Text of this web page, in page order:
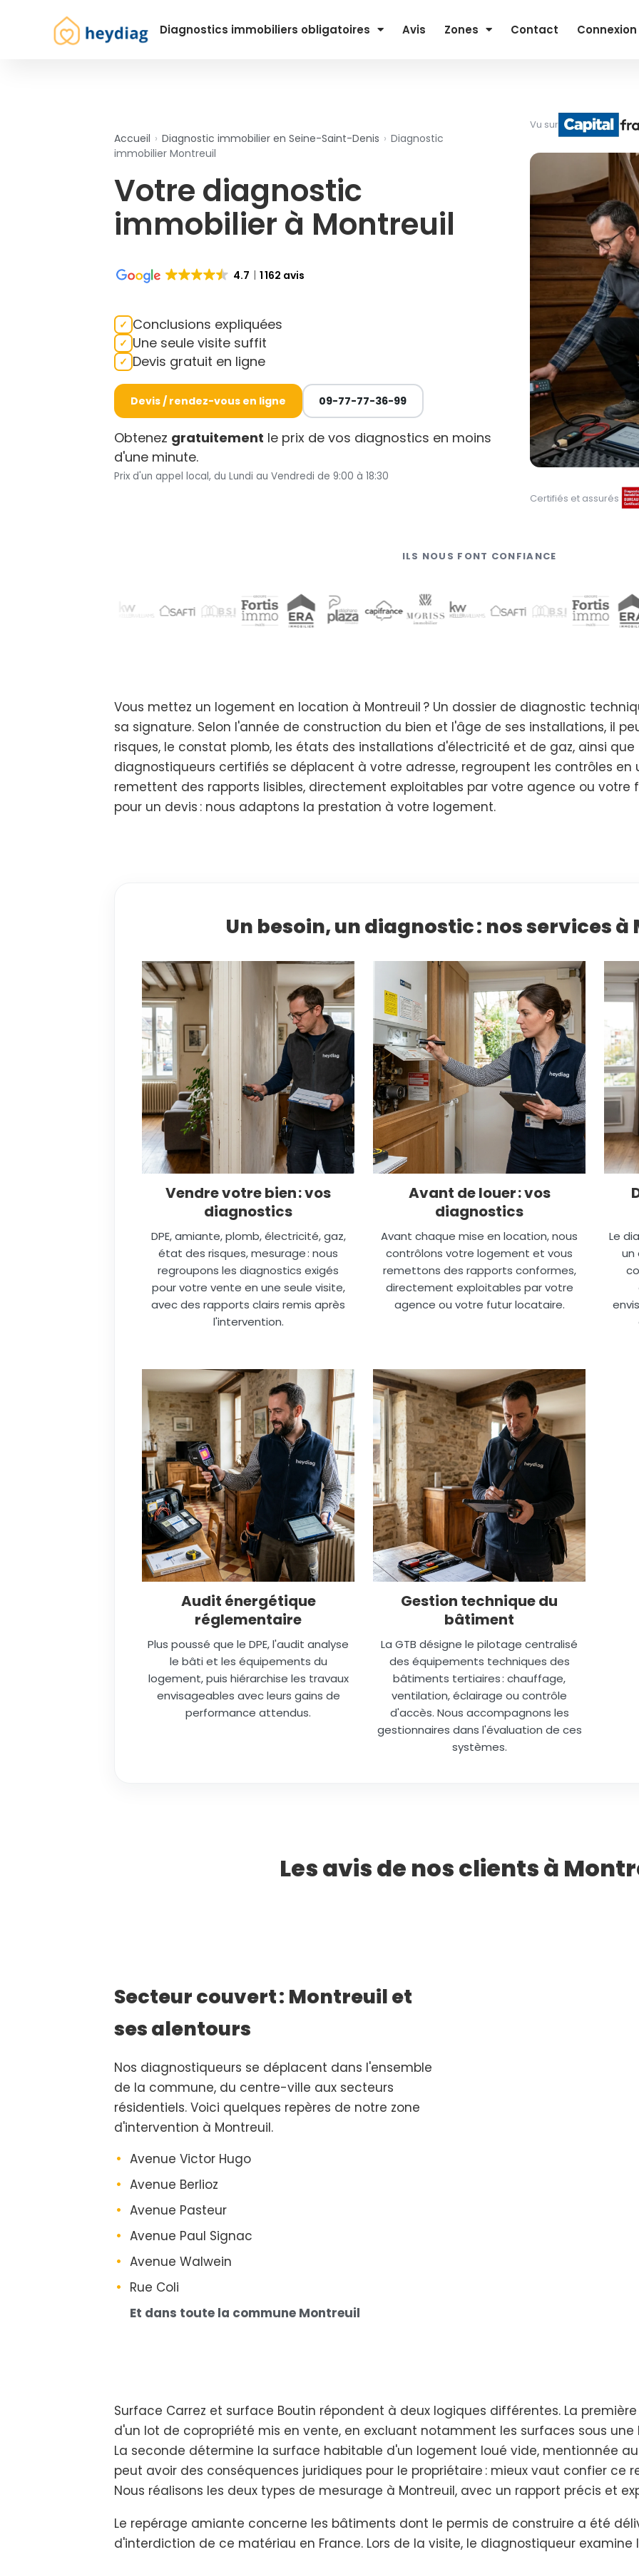
Diagnostics immobiliers obligatoires Avis Zones Contact Connexion
Accueil › Diagnostic immobilier en Seine-Saint-Denis › Diagnostic
immobilier Montreuil
Votre diagnostic
immobilier à Montreuil
4.7 1 162 avis
Conclusions expliquées
Une seule visite suffit
Devis gratuit en ligne
Devis / rendez-vous en ligne 09-77-77-36-99
Obtenez gratuitement le prix de vos diagnostics en moins
d'une minute.
Prix d'un appel local, du Lundi au Vendredi de 9:00 à 18:30
Vu sur
Certifiés et assurés
ILS NOUS FONT CONFIANCE
Vous mettez un logement en location à Montreuil ? Un dossier de diagnostic
sa signature. Selon l'année de construction du bien et l'âge de ses installations, il
risques, le constat plomb, les états des installations d'électricité et de gaz, ainsi
diagnostiqueurs certifiés se déplacent à votre adresse, regroupent les contrôles en
remettent des rapports lisibles, directement exploitables par votre agence ou
pour un devis : nous adaptons la prestation à votre logement.
Un besoin, un diagnostic : nos services
Vendre votre bien : vos
diagnostics
DPE, amiante, plomb, électricité, gaz,
état des risques, mesurage : nous
regroupons les diagnostics exigés
pour votre vente en une seule visite,
avec des rapports clairs remis après
l'intervention.
Avant de louer : vos
diagnostics
Avant chaque mise en location, nous
contrôlons votre logement et vous
remettons des rapports conformes,
directement exploitables par votre
agence ou votre futur locataire.
Le
un
Audit énergétique
réglementaire
Plus poussé que le DPE, l'audit analyse
le bâti et les équipements du
logement, puis hiérarchise les travaux
envisageables avec leurs gains de
performance attendus.
Gestion technique du
bâtiment
La GTB désigne le pilotage centralisé
des équipements techniques des
bâtiments tertiaires : chauffage,
ventilation, éclairage ou contrôle
d'accès. Nous accompagnons les
gestionnaires dans l'évaluation de ces
systèmes.
Les avis de nos clients à
Secteur couvert : Montreuil et
ses alentours
Nos diagnostiqueurs se déplacent dans l'ensemble
de la commune, du centre-ville aux secteurs
résidentiels. Voici quelques repères de notre zone
d'intervention à Montreuil.
Avenue Victor Hugo
Avenue Berlioz
Avenue Pasteur
Avenue Paul Signac
Avenue Walwein
Rue Coli
Et dans toute la commune Montreuil
Surface Carrez et surface Boutin répondent à deux logiques différentes. La
d'un lot de copropriété mis en vente, en excluant notamment les surfaces sous
La seconde détermine la surface habitable d'un logement loué vide, mentionnée
peut avoir des conséquences juridiques pour le propriétaire : mieux vaut confier ce
Nous réalisons les deux types de mesurage à Montreuil, avec un rapport précis et
Le repérage amiante concerne les bâtiments dont le permis de construire a été
d'interdiction de ce matériau en France. Lors de la visite, le diagnostiqueur